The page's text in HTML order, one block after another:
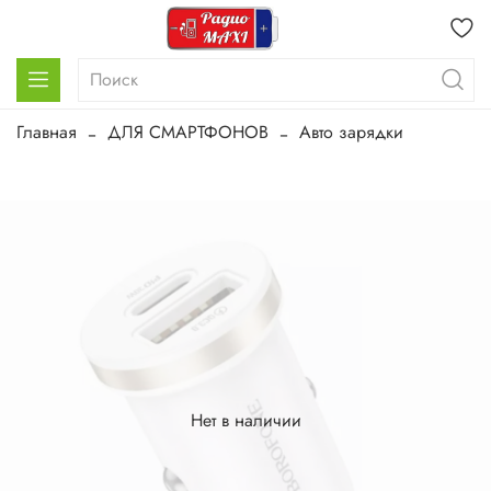
Главная ДЛЯ СМАРТФОНОВ Авто зарядки
Нет в наличии